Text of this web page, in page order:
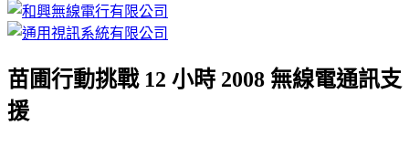
苗圃行動挑戰 12 小時 2008 無線電通訊支
援